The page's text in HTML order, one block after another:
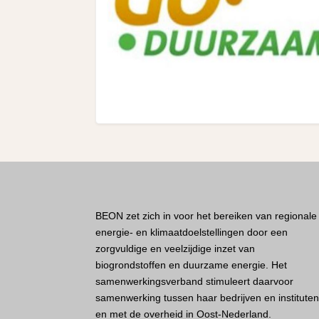
BEON zet zich in voor het bereiken van regionale
energie- en klimaatdoelstellingen door een
zorgvuldige en veelzijdige inzet van
biogrondstoffen en duurzame energie. Het
samenwerkingsverband stimuleert daarvoor
samenwerking tussen haar bedrijven en instituten
en met de overheid in Oost-Nederland.